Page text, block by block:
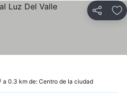
Compartir
a 0.3 km de: Centro de la ciudad